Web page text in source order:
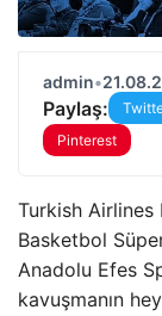
admin•
Paylaş:
Pinterest
Turkish Airlines
Basketbol
Anadolu Efes
kavuşmanın